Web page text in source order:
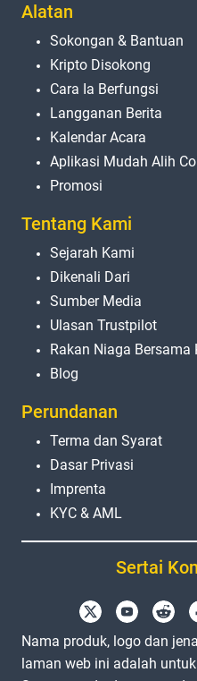
Alatan
Sokongan & Bantuan
Kripto Disokong
Cara Ia Berfungsi
Langganan Berita
Kalendar Acara
Aplikasi Mudah Alih
Promosi
Tentang Kami
Sejarah Kami
Dikenali Dari
Sumber Media
Ulasan Trustpilot
Rakan Niaga Bersama
Blog
Perundanan
Terma dan Syarat
Dasar Privasi
Imprenta
KYC & AML
Sertai
Nama produk, logo dan
laman web ini adalah